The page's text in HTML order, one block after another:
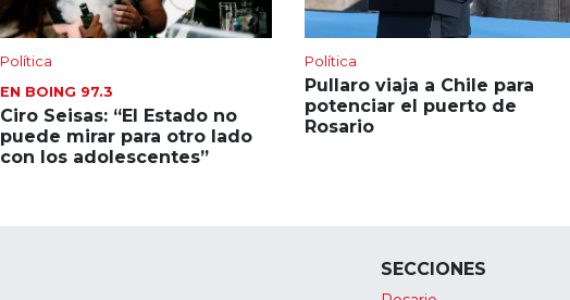
Política
EN BOING 97.3
Ciro Seisas: “El Estado no
puede mirar para otro lado
con los adolescentes”
Política
Pullaro viaja a Chile para
potenciar el puerto de
Rosario
SECCIONES